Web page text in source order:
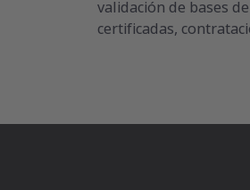
validación de bases
certificadas,